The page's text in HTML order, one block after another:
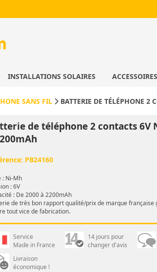
INSTALLATIONS SOLAIRES ACCESSOIRES
SANS FIL BATTERIE DE TÉLÉPHONE
de téléphone 2 contacts 6V
PB24160
: Ni-Mh
: 6V
: De 2000 à 2200mAh
de très bon rapport qualité/prix de marque française
tout vice de fabrication.
Service
Made in France
14 jours pour
changer d'avis
Livraison
économique !